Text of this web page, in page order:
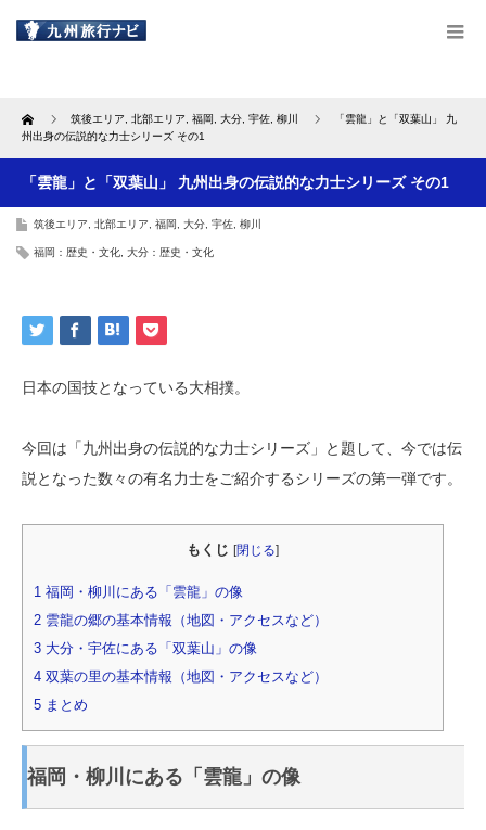
Home 筑後エリア 北部エリア 福岡 大分 宇佐 柳川
「雲龍」と「双葉山」 九
州出身の伝説的な力士シリーズ その1
「雲龍」と「双葉山」 九州出身の伝説的な力士シリーズ その1
筑後エリア 北部エリア 福岡 大分 宇佐 柳川
福岡：歴史・文化 大分：歴史・文化
日本の国技となっている大相撲。
今回は「九州出身の伝説的な力士シリーズ」と題して、今では伝
説となった数々の有名力士をご紹介するシリーズの第一弾です。
もくじ [閉じる]
1 福岡・柳川にある「雲龍」の像
2 雲龍の郷の基本情報（地図・アクセスなど）
3 大分・宇佐にある「双葉山」の像
4 双葉の里の基本情報（地図・アクセスなど）
5 まとめ
福岡・柳川にある「雲龍」の像